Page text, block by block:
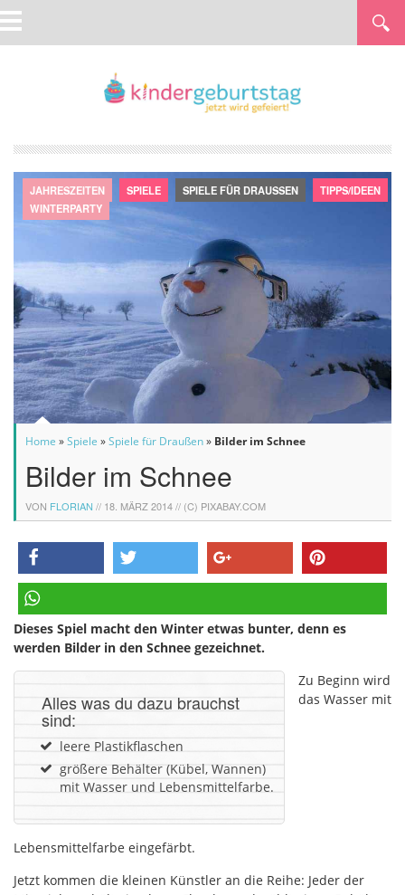
JAHRESZEITEN SPIELE SPIELE FÜR DRAUSSEN
TIPPS/IDEEN
WINTERPARTY
Home »Spiele »Spiele für Draußen» Bilder im Schnee
Bilder im Schnee
VON FLORIAN // 18. MÄRZ 2014// (C) PIXABAY.COM
teilen
teilen
Dieses Spiel macht den Winter etwas bunter, denn es
werden Bilder in den Schnee gezeichnet.
Alles was du dazu brauchst
sind:
leere Plastikflaschen
größere Behälter (Kübel, Wannen)
mit Wasser und Lebensmittelfarbe.
Zu Beginn wird
das Wasser mit
Lebensmittelfarbe eingefärbt.
Jetzt kommen die kleinen Künstler an die Reihe: Jeder der